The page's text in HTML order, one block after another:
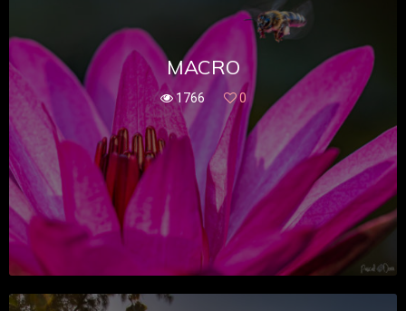
MACRO
1766 0